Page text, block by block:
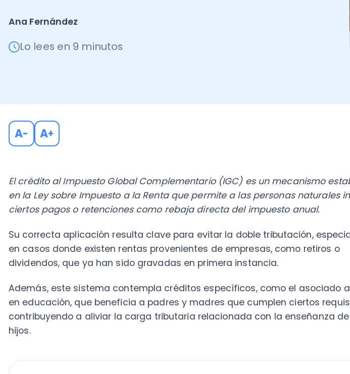
Lo lees en 9 minutos
El crédito al Impuesto Global Complementario (IGC) es un mecanismo establecido
Su correcta aplicación resulta clave para evitar la doble tributación, especialmente
en casos donde existen rentas provenientes de empresas, como retiros o
dividendos, que ya han sido gravadas en primera instancia.
Además, este sistema contempla créditos específicos, como el asociado a gastos
en educación, que beneficia a padres y madres que cumplen ciertos requisitos,
contribuyendo a aliviar la carga tributaria relacionada con la enseñanza de sus